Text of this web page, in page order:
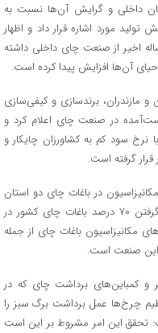
داخلی و گرایش آن‌ها نسبت به
مورد اشاره قرار داد و اظهار
اخیر از صنعت چای داخلی داشته
احیای آن‌ها افزایش پیدا کرده است.
و مازندران، برندسازی و کیفی‌سازی
در صنعت چای اعلام کرد و
سود کم به کشاورزان چایکار و
قرار گرفته است.
در باغات چای دو استان
گیلان و مازندران خبر داد و اظهار داشت: قرار گرفتن ۷۰ درصد باغات چای کشور در
مکانیزاسیون باغات چای از جمله
این صنعت است.
و کمباین‌های برداشت چای که در
با تنظیم چرخ‌ها عمل برداشت برگ سبز را
تحقق این امر مشروط بر این است